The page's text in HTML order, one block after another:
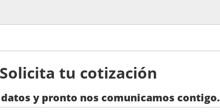
Solicita tu cotización
y pronto nos comunicamos contigo.